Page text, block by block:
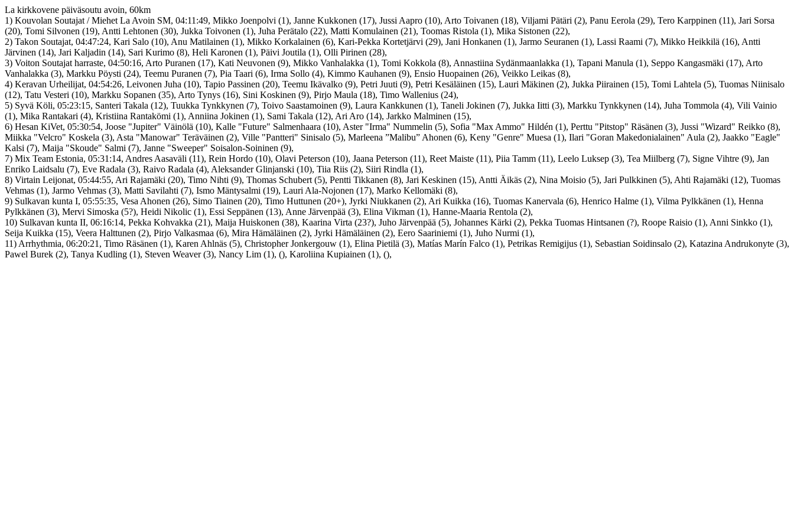
La kirkkovene päiväsoutu avoin, 60km
1) Kouvolan Soutajat / Miehet La Avoin SM, 04:11:49, Mikko Joenpolvi (1), Janne Kukkonen (17), Jussi Aapro (10), Arto Toivanen (18), Viljami Pätäri (2), Panu Eerola (29), Tero Karppinen (11), Jari Sorsa
(20), Tomi Silvonen (19), Antti Lehtonen (30), Jukka Toivonen (1), Juha Perätalo (22), Matti Komulainen (21), Toomas Ristola (1), Mika Sistonen (22),
2) Takon Soutajat, 04:47:24, Kari Salo (10), Anu Matilainen (1), Mikko Korkalainen (6), Kari-Pekka Kortetjärvi (29), Jani Honkanen (1), Jarmo Seuranen (1), Lassi Raami (7), Mikko Heikkilä (16), Antti
Järvinen (14), Jari Kaljadin (14), Sari Kurimo (8), Heli Karonen (1), Päivi Joutila (1), Olli Pirinen (28),
3) Voiton Soutajat harraste, 04:50:16, Arto Puranen (17), Kati Neuvonen (9), Mikko Vanhalakka (1), Tomi Kokkola (8), Annastiina Sydänmaanlakka (1), Tapani Manula (1), Seppo Kangasmäki (17), Arto
Vanhalakka (3), Markku Pöysti (24), Teemu Puranen (7), Pia Taari (6), Irma Sollo (4), Kimmo Kauhanen (9), Ensio Huopainen (26), Veikko Leikas (8),
4) Keravan Urheilijat, 04:54:26, Leivonen Juha (10), Tapio Passinen (20), Teemu Ikävalko (9), Petri Juuti (9), Petri Kesäläinen (15), Lauri Mäkinen (2), Jukka Piirainen (15), Tomi Lahtela (5), Tuomas Niinisalo
(12), Tatu Vesteri (10), Markku Sopanen (35), Arto Tynys (16), Sini Koskinen (9), Pirjo Maula (18), Timo Wallenius (24),
5) Syvä Köli, 05:23:15, Santeri Takala (12), Tuukka Tynkkynen (7), Toivo Saastamoinen (9), Laura Kankkunen (1), Taneli Jokinen (7), Jukka Iitti (3), Markku Tynkkynen (14), Juha Tommola (4), Vili Vainio
(1), Mika Rantakari (4), Kristiina Rantakömi (1), Anniina Jokinen (1), Sami Takala (12), Ari Aro (14), Jarkko Malminen (15),
6) Hesan KiVet, 05:30:54, Joose "Jupiter" Väinölä (10), Kalle "Future" Salmenhaara (10), Aster "Irma" Nummelin (5), Sofia "Max Ammo" Hildén (1), Perttu "Pitstop" Räsänen (3), Jussi "Wizard" Reikko (8),
Miikka "Velcro" Koskela (3), Asta "Manowar" Teräväinen (2), Ville "Pantteri" Sinisalo (5), Marleena ”Malibu” Ahonen (6), Keny "Genre" Muesa (1), Ilari "Goran Makedonialainen" Aula (2), Jaakko "Eagle"
Kalsi (7), Maija "Skoude" Salmi (7), Janne "Sweeper" Soisalon-Soininen (9),
7) Mix Team Estonia, 05:31:14, Andres Aasaväli (11), Rein Hordo (10), Olavi Peterson (10), Jaana Peterson (11), Reet Maiste (11), Piia Tamm (11), Leelo Luksep (3), Tea Miilberg (7), Signe Vihtre (9), Jan
Enriko Laidsalu (7), Eve Radala (3), Raivo Radala (4), Aleksander Glinjanski (10), Tiia Riis (2), Siiri Rindla (1),
8) Virtain Leijonat, 05:44:55, Ari Rajamäki (20), Timo Nihti (9), Thomas Schubert (5), Pentti Tikkanen (8), Jari Keskinen (15), Antti Äikäs (2), Nina Moisio (5), Jari Pulkkinen (5), Ahti Rajamäki (12), Tuomas
Vehmas (1), Jarmo Vehmas (3), Matti Savilahti (7), Ismo Mäntysalmi (19), Lauri Ala-Nojonen (17), Marko Kellomäki (8),
9) Sulkavan kunta I, 05:55:35, Vesa Ahonen (26), Simo Tiainen (20), Timo Huttunen (20+), Jyrki Niukkanen (2), Ari Kuikka (16), Tuomas Kanervala (6), Henrico Halme (1), Vilma Pylkkänen (1), Henna
Pylkkänen (3), Mervi Simoska (5?), Heidi Nikolic (1), Essi Seppänen (13), Anne Järvenpää (3), Elina Vikman (1), Hanne-Maaria Rentola (2),
10) Sulkavan kunta II, 06:16:14, Pekka Kohvakka (21), Maija Huiskonen (38), Kaarina Virta (23?), Juho Järvenpää (5), Johannes Kärki (2), Pekka Tuomas Hintsanen (?), Roope Raisio (1), Anni Sinkko (1),
Seija Kuikka (15), Veera Halttunen (2), Pirjo Valkasmaa (6), Mira Hämäläinen (2), Jyrki Hämäläinen (2), Eero Saariniemi (1), Juho Nurmi (1),
11) Arrhythmia, 06:20:21, Timo Räsänen (1), Karen Ahlnäs (5), Christopher Jonkergouw (1), Elina Pietilä (3), Matías Marín Falco (1), Petrikas Remigijus (1), Sebastian Soidinsalo (2), Katazina Andrukonyte (3),
Pawel Burek (2), Tanya Kudling (1), Steven Weaver (3), Nancy Lim (1), (), Karoliina Kupiainen (1), (),